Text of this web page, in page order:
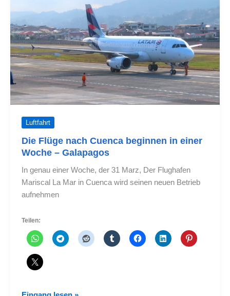
begannen
Luftfahrt
Die Flüge nach Cuenca beginnen in einer
Woche – Galapagos
In genau einer Woche, der 31 Marz, Der Flughafen
Mariscal La Mar in Cuenca wird seinen neuen Betrieb
aufnehmen
Teilen: